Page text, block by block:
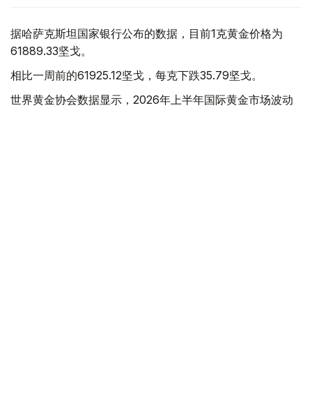
据哈萨克斯坦国家银行公布的数据，目前1克黄金价格为
61889.33坚戈。
相比一周前的61925.12坚戈，每克下跌35.79坚戈。
世界黄金协会数据显示，2026年上半年国际黄金市场波动